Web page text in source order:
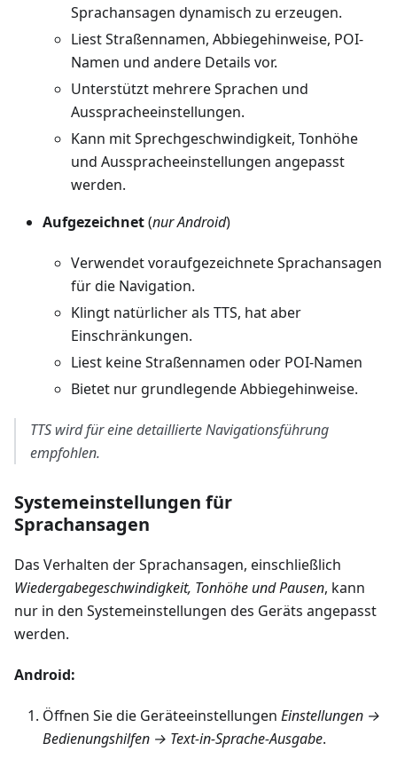
Sprachansagen dynamisch zu erzeugen.
Liest Straßennamen, Abbiegehinweise, POI-
Namen und andere Details vor.
Unterstützt mehrere Sprachen und
Ausspracheeinstellungen.
Kann mit Sprechgeschwindigkeit, Tonhöhe
und Ausspracheeinstellungen angepasst
werden.
Aufgezeichnet(nur Android)
Verwendet voraufgezeichnete Sprachansagen
für die Navigation.
Klingt natürlicher als TTS, hat aber
Einschränkungen.
Liest keine Straßennamen oder POI-Namen
Bietet nur grundlegende Abbiegehinweise.
TTS wird für eine detaillierte Navigationsführung
empfohlen.
Systemeinstellungen für
Sprachansagen
Das Verhalten der Sprachansagen, einschließlich
Wiedergabegeschwindigkeit, Tonhöhe und Pausen, kann
nur in den Systemeinstellungen des Geräts angepasst
werden.
Android:
Öffnen Sie die Geräteeinstellungen Einstellungen →
Bedienungshilfen → Text-in-Sprache-Ausgabe.